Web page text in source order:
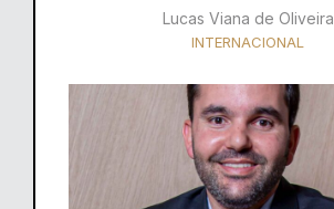
Lucas Viana de Oliveira
INTERNACIONAL